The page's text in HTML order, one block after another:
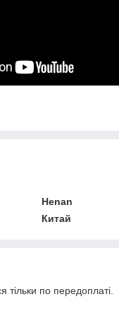
Henan
Китай
тільки по передоплаті.